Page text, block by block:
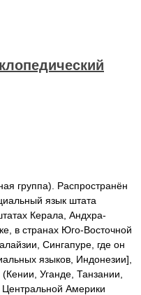
группа). Распространён
язык штата
Керала, Андхра-
в странах Юго-Восточной
Сингапуре, где он
языков, Индонезии],
Уганде, Танзании,
Америки